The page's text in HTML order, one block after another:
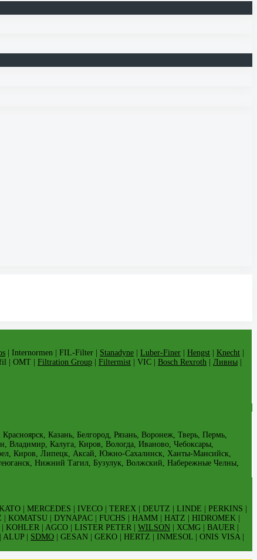
| Internormen | FIL-Filter | Stanadyne Luber-Finer Hengst Knecht
| OMT | Filtration Group Filtermist | VIC | Bosch Rexroth Ливны
Казань, Белгород, Рязань, Воронеж, Тверь, Пермь,
Владимир, Калуга, Киров, Вологда, Иваново, Чебоксары,
Киров, Липецк, Аксай, Южно-Сахалинск, Ханты-Мансийск,
Нижний Тагил, Бузулук, Волжский, Набережные Челны,
| MERCEDES | IVECO | TEREX | DEUTZ | LINDE | PERKINS |
| DYNAPAC | FUCHS | HAMM | HATZ | HIDROMEK |
| AGCO | LISTER PETER | WILSON | XCMG | BAUER |
| SDMO | GESAN | GEKO | HERTZ | INMESOL | ONIS VISA |